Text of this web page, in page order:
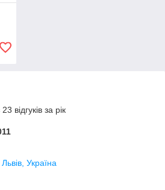
відгуків за рік
Україна